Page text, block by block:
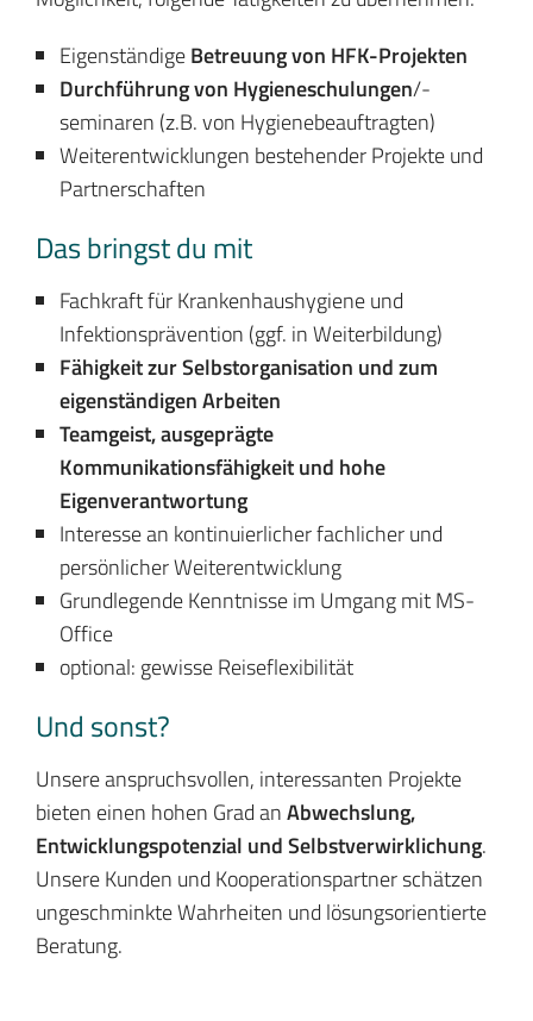
EigenständigeBetreuung von HFK-Projekten
Durchführung von Hygieneschulungen/-
seminaren (z.B. von Hygienebeauftragten)
Weiterentwicklungen bestehender Projekte und
Partnerschaften
Das bringst du mit
Fachkraft für Krankenhaushygiene und
Infektionsprävention (ggf. in Weiterbildung)
Fähigkeit zur Selbstorganisation und zum
eigenständigen Arbeiten
Teamgeist, ausgeprägte
Kommunikationsfähigkeit und hohe
Eigenverantwortung
Interesse an kontinuierlicher fachlicher und
persönlicher Weiterentwicklung
Grundlegende Kenntnisse im Umgang mit MS-
Office
optional: gewisse Reiseflexibilität
Und sonst?
Unsere anspruchsvollen, interessanten Projekte
bieten einen hohen Grad anAbwechslung,
Entwicklungspotenzial und Selbstverwirklichung.
Unsere Kunden und Kooperationspartner schätzen
ungeschminkte Wahrheiten und lösungsorientierte
Beratung.